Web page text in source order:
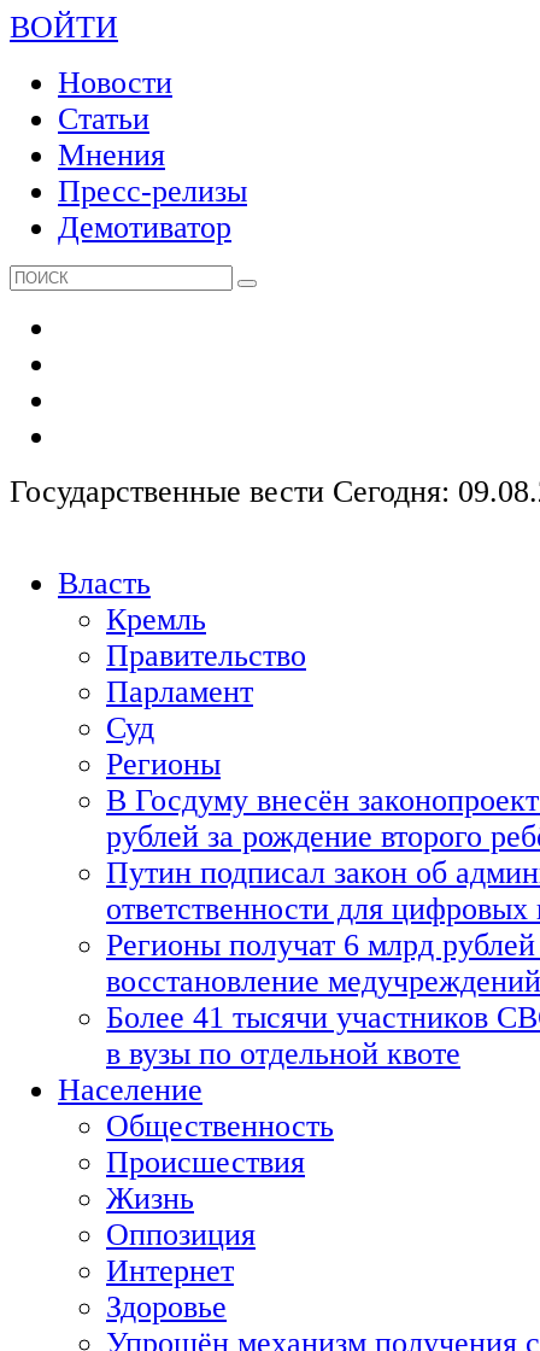
ВОЙТИ
Новости
Статьи
Мнения
Пресс-релизы
Демотиватор
Государственные вести Сегодня:
Власть
Кремль
Правительство
Парламент
Суд
Регионы
В Госдуму внесён
рублей за рождение второго
Путин подписал закон об
ответственности для
Регионы получат 6 млрд рублей
восстановление медучреждений
Более 41 тысячи участников
в вузы по отдельной квоте
Население
Общественность
Происшествия
Жизнь
Оппозиция
Интернет
Здоровье
Упрощён механизм получения